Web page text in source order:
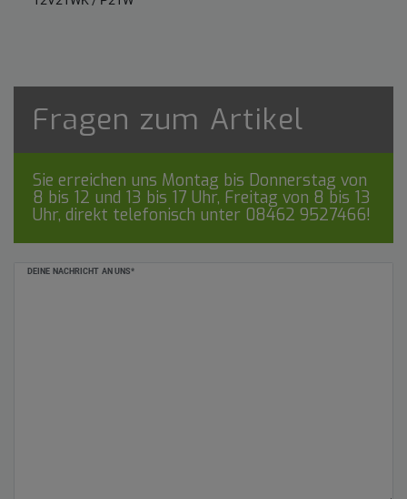
Fragen zum Artikel
Sie erreichen uns Montag bis Donnerstag von
8 bis 12 und 13 bis 17 Uhr, Freitag von 8 bis 13
Uhr, direkt telefonisch unter 08462 9527466!
DEINE NACHRICHT AN UNS*
Ceres::Template.mailFormHoneypotLabel